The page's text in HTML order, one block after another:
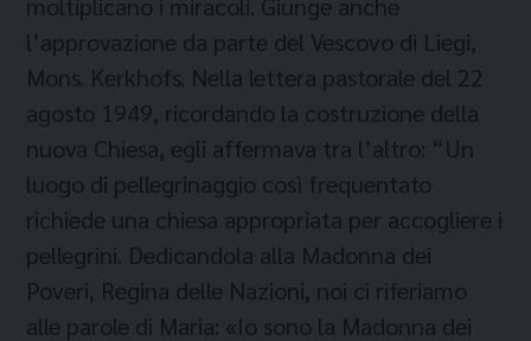
l’approvazione da parte del Vescovo di Liegi,
Mons. Kerkhofs. Nella lettera pastorale del 22
agosto 1949, ricordando la costruzione della
nuova Chiesa, egli affermava tra l’altro: “Un
luogo di pellegrinaggio così frequentato
richiede una chiesa appropriata per accogliere i
pellegrini. Dedicandola alla Madonna dei
Poveri, Regina delle Nazioni, noi ci riferiamo
alle parole di Maria: «Io sono la Madonna dei